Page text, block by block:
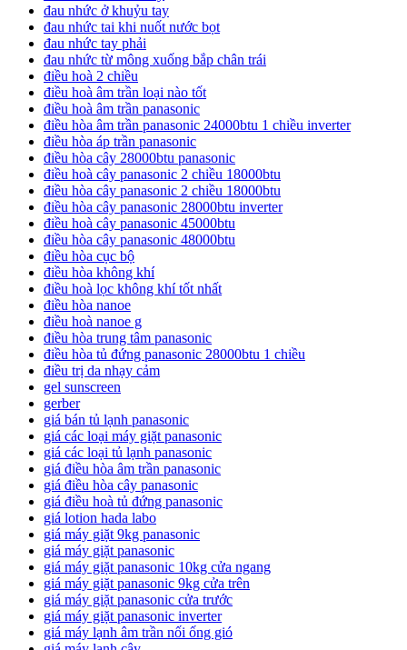
đau nhức ở khuỷu tay
đau nhức tai khi nuốt nước bọt
đau nhức tay phải
đau nhức từ mông xuống bắp chân trái
điều hoà 2 chiều
điều hoà âm trần loại nào tốt
điều hoà âm trần panasonic
điều hòa âm trần panasonic 24000btu 1 chiều inverter
điều hòa áp trần panasonic
điều hòa cây 28000btu panasonic
điều hoà cây panasonic 2 chiều 18000btu
điều hòa cây panasonic 2 chiều 18000btu
điều hòa cây panasonic 28000btu inverter
điều hoà cây panasonic 45000btu
điều hòa cây panasonic 48000btu
điều hòa cục bộ
điều hòa không khí
điều hoà lọc không khí tốt nhất
điều hòa nanoe
điều hoà nanoe g
điều hòa trung tâm panasonic
điều hòa tủ đứng panasonic 28000btu 1 chiều
điều trị da nhạy cảm
gel sunscreen
gerber
giá bán tủ lạnh panasonic
giá các loại máy giặt panasonic
giá các loại tủ lạnh panasonic
giá điều hòa âm trần panasonic
giá điều hòa cây panasonic
giá điều hoà tủ đứng panasonic
giá lotion hada labo
giá máy giặt 9kg panasonic
giá máy giặt panasonic
giá máy giặt panasonic 10kg cửa ngang
giá máy giặt panasonic 9kg cửa trên
giá máy giặt panasonic cửa trước
giá máy giặt panasonic inverter
giá máy lạnh âm trần nối ống gió